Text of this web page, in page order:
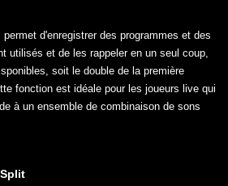
permet d'enregistrer des programmes et des
utilisés et de les rappeler en un seul coup,
soit le double de la première
fonction est idéale pour les joueurs live qui
à un ensemble de combinaison de sons